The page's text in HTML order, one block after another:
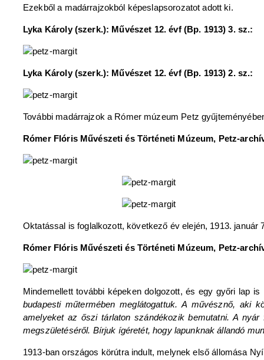
Ezekből a madárrajzokból képeslapsorozatot adott ki.
Lyka Károly (szerk.): Művészet 12. évf (Bp. 1913) 3. sz.:
Lyka Károly (szerk.): Művészet 12. évf (Bp. 1913) 2. sz.:
További madárrajzok a Rómer múzeum Petz
Rómer Flóris Művészeti és Történeti Múzeum, Petz-
Oktatással is foglalkozott, következő év elején, 1913.
Rómer Flóris Művészeti és Történeti Múzeum, Petz-
Mindemellett további képeken dolgozott, és egy győri lap
budapesti műtermében meglátogattuk. A művésznő, aki
amelyeket az őszi tárlaton szándékozik bemutatni. A
megszületéséről. Bírjuk ígéretét, hogy lapunknak állandó
1913-ban országos körútra indult, melynek első állomása